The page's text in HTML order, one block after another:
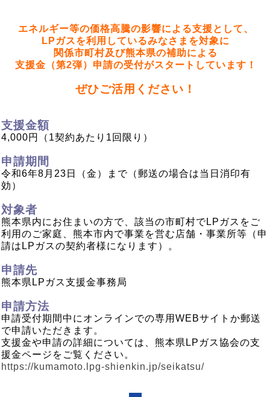
エネルギー等の価格高騰の影響による支援として、
LPガスを利用しているみなさまを対象に
関係市町村及び熊本県の補助による
支援金（第2弾）申請の受付がスタートしています！
ぜひご活用ください！
支援金額
4,000円 （1契約あたり1回限り）
申請期間
令和6年8月23日（金）まで（郵送の場合は当日消印有
効）
対象者
熊本県内にお住まいの方で、該当の市町村でLPガスをご
利用のご家庭、熊本市内で事業を営む店舗・事業所等（申
請はLPガスの契約者様になります）。
申請先
熊本県LPガス支援金事務局
申請方法
申請受付期間中にオンラインでの専用WEBサイトか郵送
で申請いただきます。
支援金や申請の詳細については、熊本県LPガス協会の支
援金ページをご覧ください。
https://kumamoto.lpg-shienkin.jp/seikatsu/